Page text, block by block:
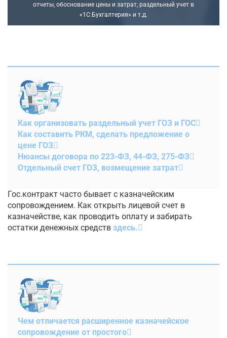
отчеты, обоснование цены и затрат, раздельный учет в
«1С:Бухгалтерия» и т.д.
Как организовать раздельный учет ГОЗ и ГОС
Как составить РКМ, сделать предложение о
цене ГОЗ
Нюансы договора по 223-ФЗ, 44-ФЗ, 275-ФЗ
Отдельный счет ГОЗ, возмещение затрат
Гос.контракт часто бывает с казначейским
сопровождением. Как открыть лицевой счет в
казначействе, как проводить оплату и забирать
остатки денежных средств здесь.
Чем отличается расширенное казначейское
сопровождение от простого